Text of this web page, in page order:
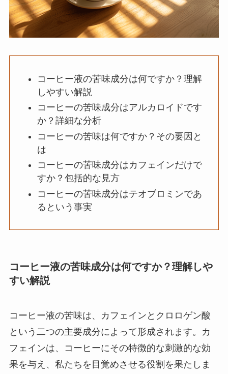
コーヒー液の苦味成分は何ですか？理解
しやすい解説
コーヒーの苦味成分はアルカロイドです
か？詳細な分析
コーヒーの苦味は何ですか？その要因と
は
コーヒーの苦味成分はカフェインだけで
すか？包括的な見方
コーヒーの苦味成分はテオブロミンであ
るという事実
コーヒー液の苦味成分は何ですか？理解しや
すい解説
コーヒー液の苦味は、カフェインとクロロゲン酸
という二つの主要成分によって形成されます。カ
フェインは、コーヒーにその特徴的な刺激的な効
果を与え、私たちを目覚めさせる役割を果たしま